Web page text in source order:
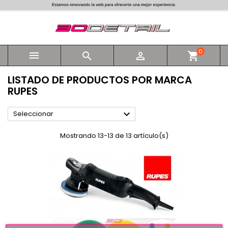
   shopping_cart0
LISTADO DE PRODUCTOS POR MARCA
RUPES
Seleccionar 
Mostrando 13-13 de 13 artículo(s)